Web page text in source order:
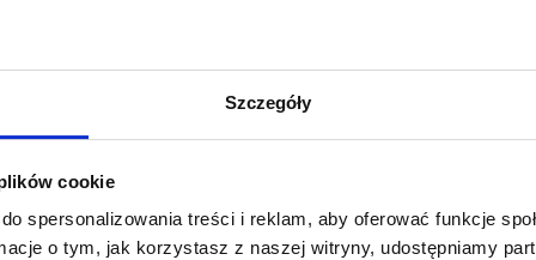
Szczegóły
cookie
spersonalizowania treści i reklam, aby oferować funkcje
o tym, jak korzystasz z naszej witryny, udostępniamy